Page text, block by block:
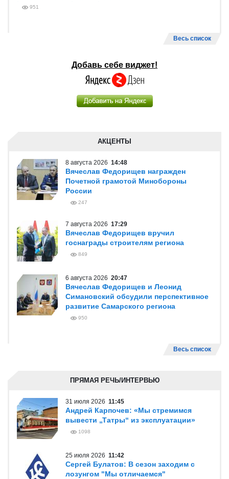
951
Весь список
Добавь себе виджет!
АКЦЕНТЫ
8 августа 2026 14:48
Вячеслав Федорищев награжден
Почетной грамотой Минобороны
России
247
7 августа 2026 17:29
Вячеслав Федорищев вручил
госнаграды строителям региона
849
6 августа 2026 20:47
Вячеслав Федорищев и Леонид
Симановский обсудили перспективное
развитие Самарского региона
950
Весь список
ПРЯМАЯ РЕЧЬ/ИНТЕРВЬЮ
31 июля 2026 11:45
Андрей Карпочев: «Мы стремимся
вывести „Татры“ из эксплуатации»
1098
25 июля 2026 11:42
Сергей Булатов: В сезон заходим с
лозунгом "Мы отличаемся"